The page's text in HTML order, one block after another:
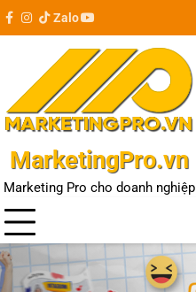
Skip
facebook
instagram
tiktok
Zalo
youtube
MarketingPro.vn
Marketing Pro cho doanh nghiệp